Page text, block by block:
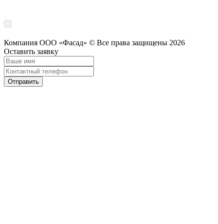
Компания ООО «Фасад» © Все права защищены 2026
Оставить заявку
Отправить